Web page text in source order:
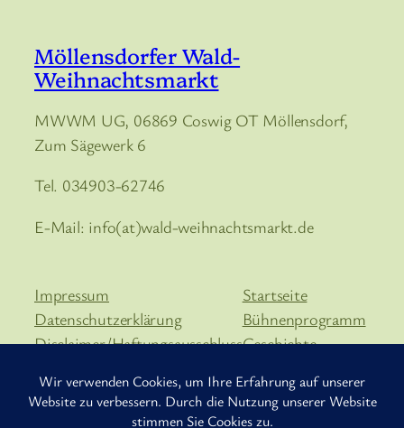
Möllensdorfer Wald-
Weihnachtsmarkt
MWWM UG, 06869 Coswig OT Möllensdorf,
Zum Sägewerk 6
Tel. 034903-62746
E-Mail: info(at)wald-weihnachtsmarkt.de
Impressum
Datenschutzerklärung
Disclaimer/Haftungsausschluss
Startseite
Bühnenprogramm
Geschichte
Anfahrt
Kontakt